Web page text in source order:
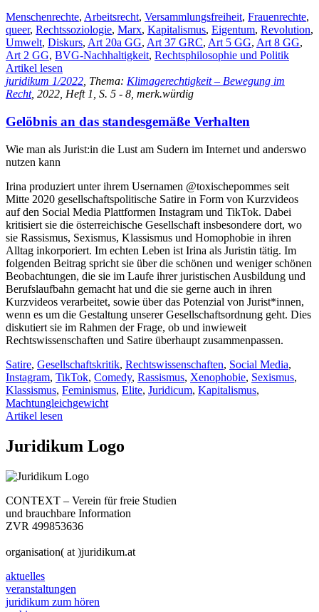
Menschenrechte, Arbeitsrecht, Versammlungsfreiheit, Frauenrechte,
queer, Rechtssoziologie, Marx, Kapitalismus, Eigentum, Revolution,
Umwelt, Diskurs, Art 20a GG, Art 37 GRC, Art 5 GG, Art 8 GG,
Art 2 GG, BVG-Nachhaltigkeit, Rechtsphilosophie und Politik
Artikel lesen
juridikum 1/2022, Thema: Klimagerechtigkeit – Bewegung im
Recht, 2022, Heft 1, S. 5 - 8, merk.würdig
Gelöbnis an das standesgemäße Verhalten
Wie man als Jurist:in die Lust am Sudern im Internet und anderswo
nutzen kann
Irina produziert unter ihrem Usernamen @toxischepommes seit
Mitte 2020 gesellschaftspolitische Satire in Form von Kurzvideos
auf den Social Media Plattformen Instagram und TikTok. Dabei
kritisiert sie die österreichische Gesellschaft insbesondere dort, wo
sie Rassismus, Sexismus, Klassismus und Homophobie in ihren
Alltag inkorporiert. Im echten Leben ist Irina als Juristin tätig. Im
folgenden Beitrag spricht sie über die schönen und weniger schönen
Beobachtungen, die sie im Laufe ihrer juristischen Ausbildung und
Berufslaufbahn gemacht hat und die sie gerne auch in ihren
Kurzvideos verarbeitet, sowie über das Potenzial von Jurist*innen,
wenn es um die Gestaltung unserer Gesellschaftsordnung geht. Dies
diskutiert sie im Rahmen der Frage, ob und inwieweit
Rechtswissenschaften und Satire überhaupt zusammenpassen.
Satire, Gesellschaftskritik, Rechtswissenschaften, Social Media,
Instagram, TikTok, Comedy, Rassismus, Xenophobie, Sexismus,
Klassismus, Feminismus, Elite, Juridicum, Kapitalismus,
Machtungleichgewicht
Artikel lesen
Juridikum Logo
CONTEXT – Verein für freie Studien
und brauchbare Information
ZVR 499853636
organisation( at )juridikum.at
aktuelles
veranstaltungen
juridikum zum hören